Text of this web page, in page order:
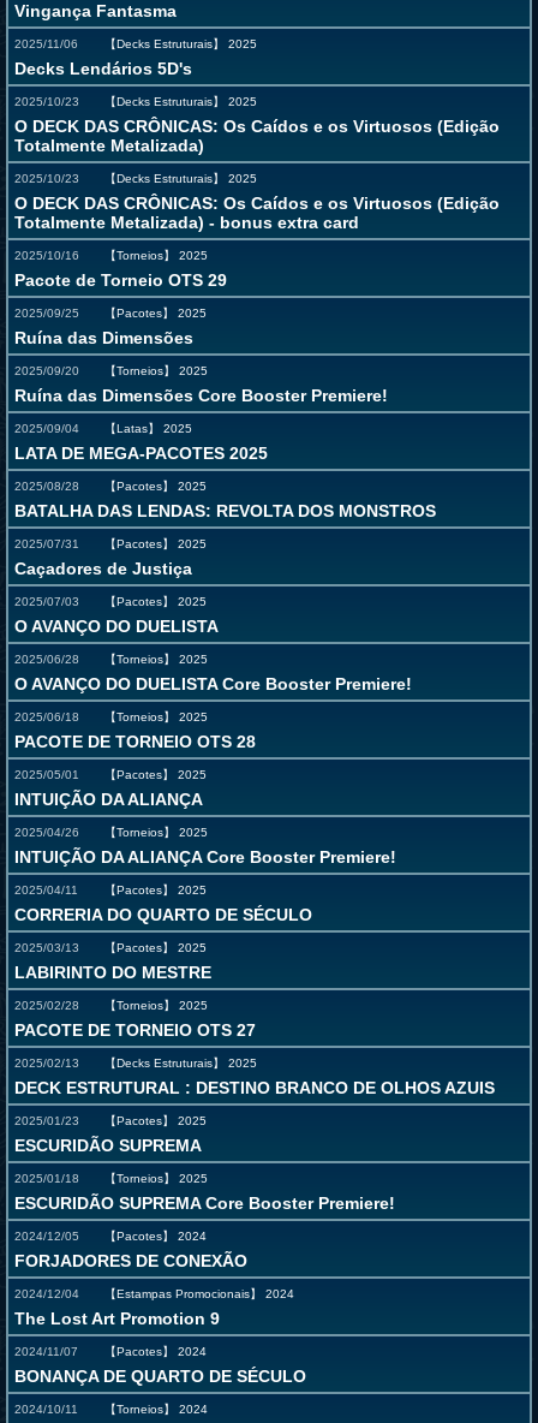
Vingança Fantasma
2025/11/06 【Decks Estruturais】 2025
Decks Lendários 5D's
2025/10/23 【Decks Estruturais】 2025
O DECK DAS CRÔNICAS: Os Caídos e os Virtuosos (Edição
Totalmente Metalizada)
2025/10/23 【Decks Estruturais】 2025
O DECK DAS CRÔNICAS: Os Caídos e os Virtuosos (Edição
Totalmente Metalizada) - bonus extra card
2025/10/16 【Torneios】 2025
Pacote de Torneio OTS 29
2025/09/25 【Pacotes】 2025
Ruína das Dimensões
2025/09/20 【Torneios】 2025
Ruína das Dimensões Core Booster Premiere!
2025/09/04 【Latas】 2025
LATA DE MEGA-PACOTES 2025
2025/08/28 【Pacotes】 2025
BATALHA DAS LENDAS: REVOLTA DOS MONSTROS
2025/07/31 【Pacotes】 2025
Caçadores de Justiça
2025/07/03 【Pacotes】 2025
O AVANÇO DO DUELISTA
2025/06/28 【Torneios】 2025
O AVANÇO DO DUELISTA Core Booster Premiere!
2025/06/18 【Torneios】 2025
PACOTE DE TORNEIO OTS 28
2025/05/01 【Pacotes】 2025
INTUIÇÃO DA ALIANÇA
2025/04/26 【Torneios】 2025
INTUIÇÃO DA ALIANÇA Core Booster Premiere!
2025/04/11 【Pacotes】 2025
CORRERIA DO QUARTO DE SÉCULO
2025/03/13 【Pacotes】 2025
LABIRINTO DO MESTRE
2025/02/28 【Torneios】 2025
PACOTE DE TORNEIO OTS 27
2025/02/13 【Decks Estruturais】 2025
DECK ESTRUTURAL : DESTINO BRANCO DE OLHOS AZUIS
2025/01/23 【Pacotes】 2025
ESCURIDÃO SUPREMA
2025/01/18 【Torneios】 2025
ESCURIDÃO SUPREMA Core Booster Premiere!
2024/12/05 【Pacotes】 2024
FORJADORES DE CONEXÃO
2024/12/04 【Estampas Promocionais】 2024
The Lost Art Promotion 9
2024/11/07 【Pacotes】 2024
BONANÇA DE QUARTO DE SÉCULO
2024/10/11 【Torneios】 2024